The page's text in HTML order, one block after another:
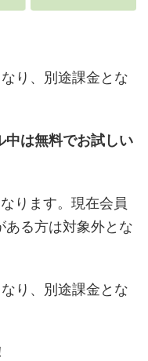
り、別途課金とな
中は無料でお試しい
ります。現在会員
ある方は対象外とな
り、別途課金とな